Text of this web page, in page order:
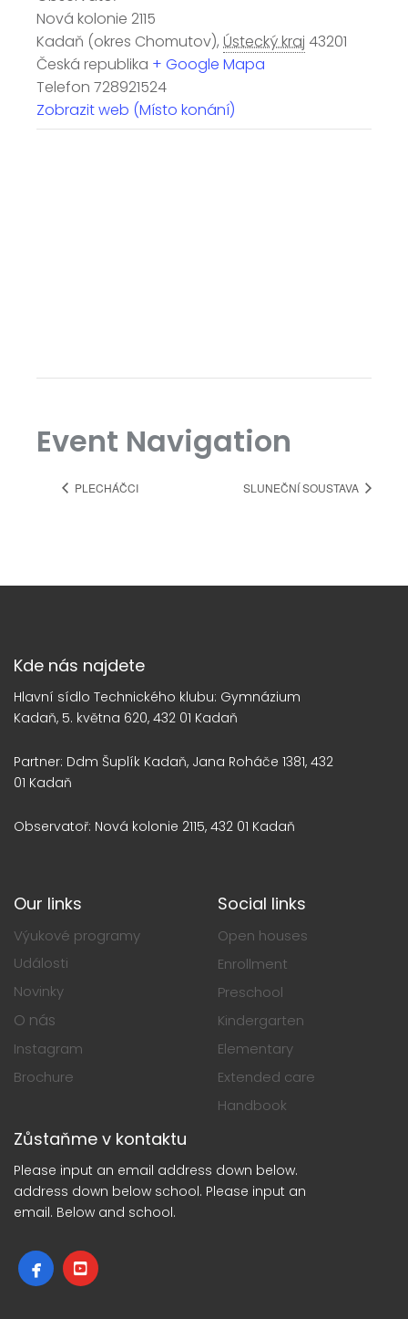
Nová kolonie 2115
Kadaň (okres Chomutov), Ústecký kraj 43201
Česká republika + Google Mapa
Telefon 728921524
Zobrazit web (Místo konání)
Event Navigation
PLECHÁČCI SLUNEČNÍ SOUSTAVA
Kde nás najdete
Hlavní sídlo Technického klubu: Gymnázium
Kadaň, 5. května 620, 432 01 Kadaň
Partner: Ddm Šuplík Kadaň, Jana Roháče 1381, 432
01 Kadaň
Observatoř: Nová kolonie 2115, 432 01 Kadaň
Our links
Výukové programy
Události
Novinky
O nás
Instagram
Brochure
Social links
Open houses
Enrollment
Preschool
Kindergarten
Elementary
Extended care
Handbook
Zůstaňme v kontaktu
Please input an email address down below.
address down below school. Please input an
email. Below and school.